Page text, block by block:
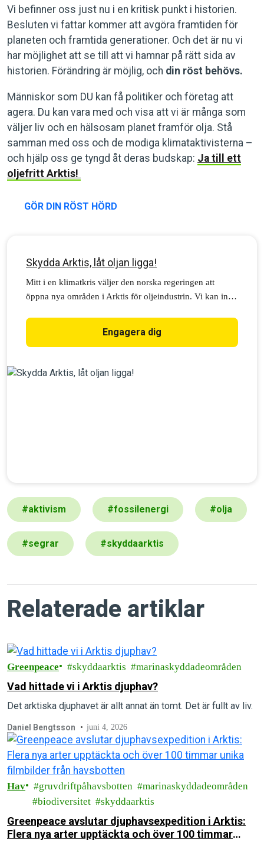
Vi befinner oss just nu i en kritisk punkt i historien.
Besluten vi fattar kommer att avgöra framtiden för
planeten och framtida generationer. Och det är nu vi
har möjlighet att se till att vi hamnar på rätt sida av
historien. Förändring är möjlig, och din röst behövs.
Människor som DU kan få politiker och företag att
agera. Du kan vara med och visa att vi är många som
väljer liv och en hälsosam planet framför olja. Stå
samman med oss och de modiga klimataktivisterna –
och hjälp oss ge tyngd åt deras budskap: Ja till ett
oljefritt Arktis!
GÖR DIN RÖST HÖRD
Skydda Arktis, låt oljan ligga!
Mitt i en klimatkris väljer den norska regeringen att
öppna nya områden i Arktis för oljeindustrin. Vi kan inte
domstolen: Ja till ett oljefritt Arktis!
Engagera dig
#aktivism #fossilenergi #olja
#segrar #skyddaarktis
Relaterade artiklar
Greenpeace skyddaarktis marinaskyddadeområden
Vad hittade vi i Arktis djuphav?
Det arktiska djuphavet är allt annat än tomt. Det är fullt av liv.
Daniel Bengtsson juni 4, 2026
Hav gruvdriftpåhavsbotten
marinaskyddadeområden
biodiversitet
skyddaarktis
Greenpeace avslutar djuphavsexpedition i Arktis:
Flera nya arter upptäckta och över 100 timmar